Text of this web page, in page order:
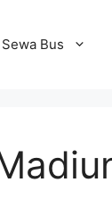
Sewa Bus